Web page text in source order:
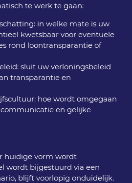
te werk te gaan:
in welke mate is uw
kwetsbaar voor eventuele
rond loontransparantie of
sluit uw verloningsbeleid
transparantie en
hoe wordt omgegaan
en gelijke
huidige vorm wordt
wordt bijgestuurd via een
blijft voorlopig onduidelijk.